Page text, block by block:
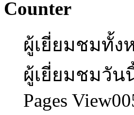
Counter
ผู้เยี่ยมชมทั้ง
ผู้เยี่ยมชมวัน
Pages View